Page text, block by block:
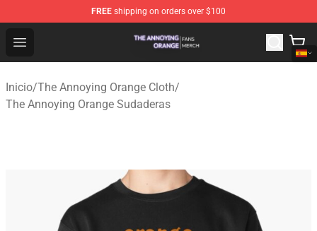
FREE shipping on orders over $100
Open menu
The Annoying Orange Shop - Official The Annoying
Inicio/The Annoying Orange Cloth/
The Annoying Orange Sudaderas